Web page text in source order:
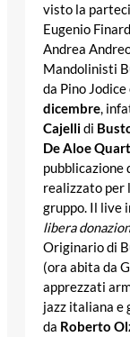
visto la
Eugenio
Andrea
Mandolinisti
da Pino
dicembre,
Cajellidi
De Aloe
pubblicazione
realizzato per
gruppo. Il live
libera
Originario di
(ora abita da
apprezzati
jazz italiana e
da Roberto